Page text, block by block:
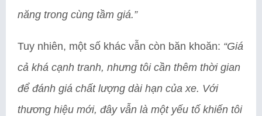
năng trong cùng tầm giá.”
Tuy nhiên, một số khác vẫn còn băn khoăn: “Giá
cả khá cạnh tranh, nhưng tôi cần thêm thời gian
để đánh giá chất lượng dài hạn của xe. Với
thương hiệu mới, đây vẫn là một yếu tố khiến tôi